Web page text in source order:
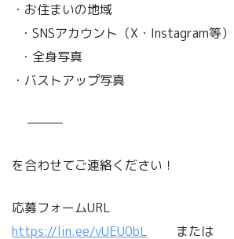
・お住まいの地域
・SNSアカウント（X・Instagram等）
・全身写真
・バストアップ写真
———
を合わせてご連絡ください！
応募フォームURL
https://lin.ee/vUEU0bL または